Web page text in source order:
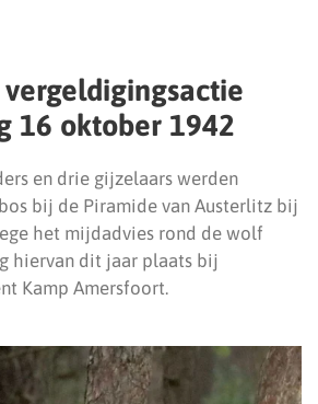
16 oktober 1942
en drie gijzelaars werden
bij de Piramide van Austerlitz bij
het mijdadvies rond de wolf
hiervan dit jaar plaats bij
Kamp Amersfoort.